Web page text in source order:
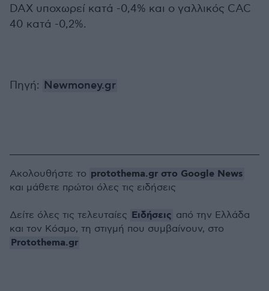
DAX υποχωρεί κατά -0,4% και ο γαλλικός CAC
40 κατά -0,2%.
Πηγή: Newmoney.gr
Ακολουθήστε το protothema.gr στο Google News
και μάθετε πρώτοι όλες τις ειδήσεις
Δείτε όλες τις τελευταίες Ειδήσεις από την Ελλάδα
και τον Κόσμο, τη στιγμή που συμβαίνουν, στο
Protothema.gr